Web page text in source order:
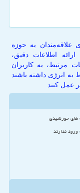
به حوزه
اطلاعات دقیق،
مرتبط، به کاربران
انرژی داشته باشند
عمل کنند
های خورشیدی
ندارند